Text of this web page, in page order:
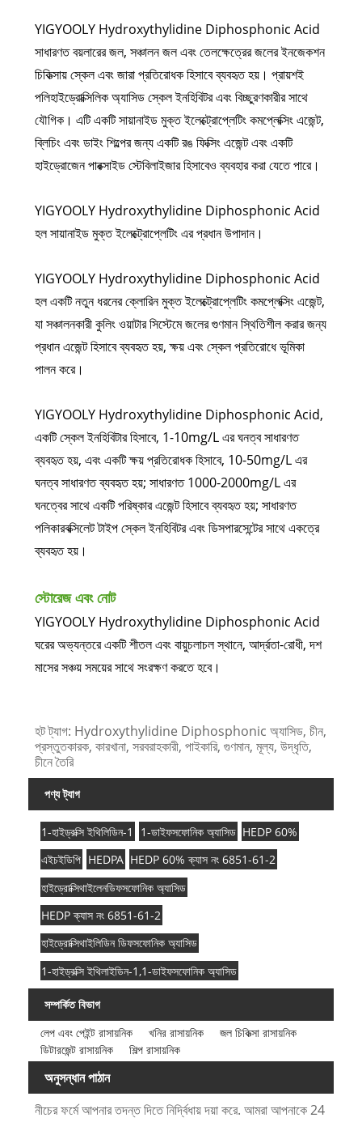
YIGYOOLY Hydroxythylidine Diphosphonic Acid
সাধারণত বয়লারের জল, সঞ্চালন জল এবং তেলক্ষেত্রের জলের ইনজেকশন
চিকিত্সায় স্কেল এবং জারা প্রতিরোধক হিসাবে ব্যবহৃত হয়। প্রায়শই
পলিহাইড্রোক্সিলিক অ্যাসিড স্কেল ইনহিবিটর এবং বিচ্ছুরণকারীর সাথে
যৌগিক। এটি একটি সায়ানাইড মুক্ত ইলেক্ট্রোপ্লেটিং কমপ্লেক্সিং এজেন্ট,
ব্লিচিং এবং ডাইং শিল্পের জন্য একটি রঙ ফিক্সিং এজেন্ট এবং একটি
হাইড্রোজেন পারক্সাইড স্টেবিলাইজার হিসাবেও ব্যবহার করা যেতে পারে।
YIGYOOLY Hydroxythylidine Diphosphonic Acid
হল সায়ানাইড মুক্ত ইলেক্ট্রোপ্লেটিং এর প্রধান উপাদান।
YIGYOOLY Hydroxythylidine Diphosphonic Acid
হল একটি নতুন ধরনের ক্লোরিন মুক্ত ইলেক্ট্রোপ্লেটিং কমপ্লেক্সিং এজেন্ট,
যা সঞ্চালনকারী কুলিং ওয়াটার সিস্টেমে জলের গুণমান স্থিতিশীল করার জন্য
প্রধান এজেন্ট হিসাবে ব্যবহৃত হয়, ক্ষয় এবং স্কেল প্রতিরোধে ভূমিকা
পালন করে।
YIGYOOLY Hydroxythylidine Diphosphonic Acid,
একটি স্কেল ইনহিবিটার হিসাবে, 1-10mg/L এর ঘনত্ব সাধারণত
ব্যবহৃত হয়, এবং একটি ক্ষয় প্রতিরোধক হিসাবে, 10-50mg/L এর
ঘনত্ব সাধারণত ব্যবহৃত হয়; সাধারণত 1000-2000mg/L এর
ঘনত্বের সাথে একটি পরিষ্কার এজেন্ট হিসাবে ব্যবহৃত হয়; সাধারণত
পলিকারবক্সিলেট টাইপ স্কেল ইনহিবিটর এবং ডিসপারসেন্টের সাথে একত্রে
ব্যবহৃত হয়।
স্টোরেজ এবং নোট
YIGYOOLY Hydroxythylidine Diphosphonic Acid
ঘরের অভ্যন্তরে একটি শীতল এবং বায়ুচলাচল স্থানে, আর্দ্রতা-রোধী, দশ
মাসের সঞ্চয় সময়ের সাথে সংরক্ষণ করতে হবে।
হট ট্যাগ: Hydroxythylidine Diphosphonic অ্যাসিড, চীন,
প্রস্তুতকারক, কারখানা, সরবরাহকারী, পাইকারি, গুণমান, মূল্য, উদ্ধৃতি,
চীনে তৈরি
পণ্য ট্যাগ
1-হাইড্রক্সি ইথিলিডিন-1 1-ডাইফসফোনিক অ্যাসিড HEDP 60%
এইচইডিপি HEDPA HEDP 60% ক্যাস নং 6851-61-2
হাইড্রোক্সিথাইলেনডিফসফোনিক অ্যাসিড
HEDP ক্যাস নং 6851-61-2
হাইড্রোক্সিথাইলিডিন ডিফসফোনিক অ্যাসিড
1-হাইড্রক্সি ইথিলাইডিন-1,1-ডাইফসফোনিক অ্যাসিড
সম্পর্কিত বিভাগ
লেপ এবং পেইন্ট রাসায়নিক
খনির রাসায়নিক
জল চিকিত্সা রাসায়নিক
ডিটারজেন্ট রাসায়নিক
শিল্প রাসায়নিক
অনুসন্ধান পাঠান
নীচের ফর্মে আপনার তদন্ত দিতে নির্দ্বিধায় দয়া করে. আমরা আপনাকে 24